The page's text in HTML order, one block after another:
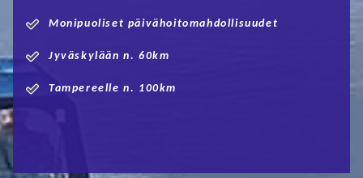
Monipuoliset päivähoitomahdollisuudet
Jyväskylään n. 60km
Tampereelle n. 100km